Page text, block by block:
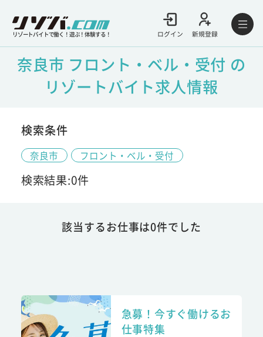
リゾートバイトで働く！遊ぶ！体験する！ ログイン 新規登録
奈良市 フロント・ベル・受付 の
リゾートバイト求人情報
検索条件
奈良市 フロント・ベル・受付
検索結果:0件
該当するお仕事は0件でした
急募！今すぐ働けるお
仕事特集